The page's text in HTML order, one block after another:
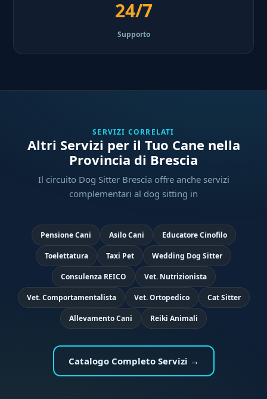
24/7
Supporto
SERVIZI CORRELATI
Altri Servizi per il Tuo Cane nella
Provincia di Brescia
Il circuito Dog Sitter Brescia offre anche servizi
complementari al dog sitting in
Pensione Cani Asilo Cani Educatore Cinofilo
Toelettatura Taxi Pet Wedding Dog Sitter
Consulenza REICO Vet. Nutrizionista
Vet. Comportamentalista Vet. Ortopedico Cat Sitter
Allevamento Cani Reiki Animali
Catalogo Completo Servizi →